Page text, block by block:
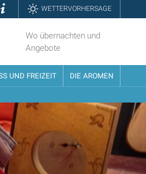
InformazioniWETTERVORHERSAGE
Wo übernachten und
Angebote
UND FREIZEIT DIE AROMEN